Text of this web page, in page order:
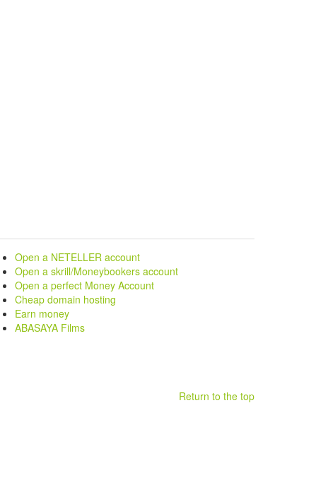
Open a NETELLER account
Open a skrill/Moneybookers account
Open a perfect Money Account
Cheap domain hosting
Earn money
ABASAYA Films
Return to the top